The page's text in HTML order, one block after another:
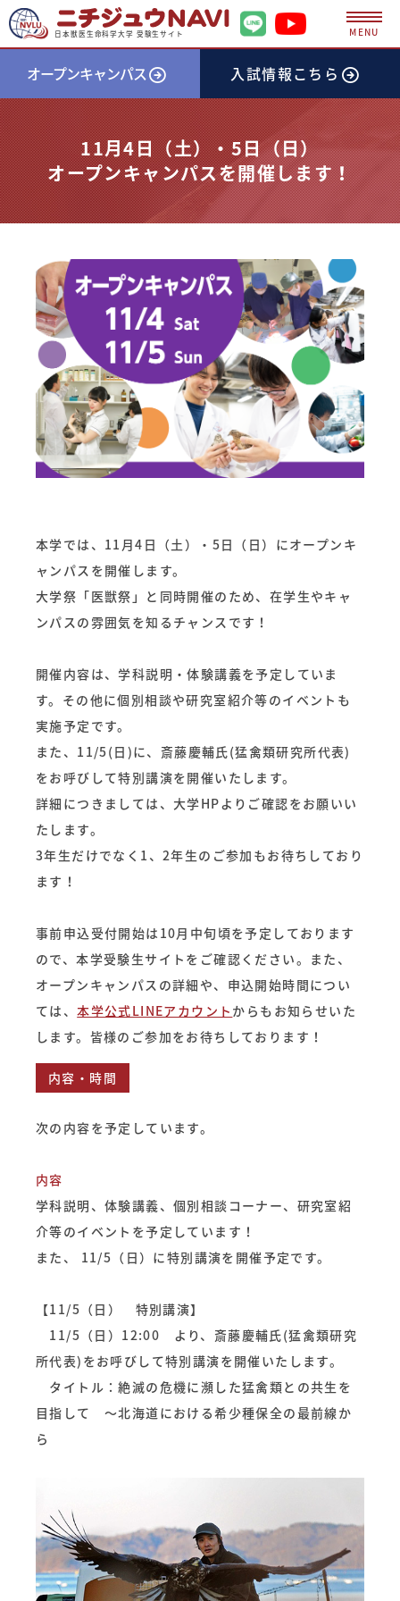
日本獣医生命科学大学 受験生サイト MENU
オープンキャンパス 入試情報こちら
11月4日（土）・5日（日）
オープンキャンパスを開催します！
本学では、11月4日（土）・5日（日）にオープンキ
ャンパスを開催します。
大学祭「医獣祭」と同時開催のため、在学生やキャ
ンパスの雰囲気を知るチャンスです！
開催内容は、学科説明・体験講義を予定していま
す。その他に個別相談や研究室紹介等のイベントも
実施予定です。
また、11/5(日)に、斎藤慶輔氏(猛禽類研究所代表)
をお呼びして特別講演を開催いたします。
詳細につきましては、大学HPよりご確認をお願いい
たします。
3年生だけでなく1、2年生のご参加もお待ちしており
ます！
事前申込受付開始は10月中旬頃を予定しております
ので、本学受験生サイトをご確認ください。また、
オープンキャンパスの詳細や、申込開始時間につい
ては、本学公式LINEアカウント からもお知らせいた
します。皆様のご参加をお待ちしております！
内容・時間
次の内容を予定しています。
内容
学科説明、体験講義、個別相談コーナー、研究室紹
介等のイベントを予定しています！
また、 11/5（日）に特別講演を開催予定です。
【11/5（日） 特別講演】
11/5（日）12:00 より、斎藤慶輔氏(猛禽類研究
所代表)をお呼びして特別講演を開催いたします。
タイトル：絶滅の危機に瀕した猛禽類との共生を
目指して ～北海道における希少種保全の最前線か
ら